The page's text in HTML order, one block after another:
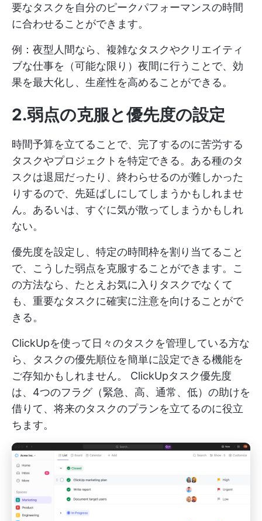
要なタスクを自分のピークパフォーマンスの時間
に合わせることができます。
例：夜型人間なら、複雑なタスクやクリエイティ
ブな仕事を（可能な限り）夜間に行うことで、効
果を最大化し、生産性を高めることができる。
2.弱点の克服と優先度の設定
時間予算を立てることで、完了するのに苦労する
タスクやプロジェクトを特定できる。ある種のタ
スクは退屈だったり、終わらせるのが難しかった
りするので、先延ばしにしてしまうかもしれませ
ん。あるいは、すぐに気が散ってしまうかもしれ
ない。
優先度を設定し、特定の時間枠を割り当てること
で、こうした弱点を克服することができます。こ
の方法なら、たとえお気に入りタスクでなくて
も、重要なタスクに確実に注意を向けることがで
きる。
ClickUpを使って日々のタスクを管理している方な
ら、タスクの優先順位を簡単に設定できる機能を
ご存知かもしれません。 ClickUpタスク優先度
は、4つのフラグ（緊急、高、通常、低）の助けを
借りて、将来のタスクのプランを立てるのに役立
ちます。